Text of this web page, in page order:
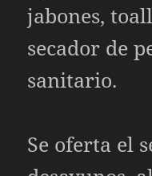
jabones,
secador de
sanitario.
Se oferta el